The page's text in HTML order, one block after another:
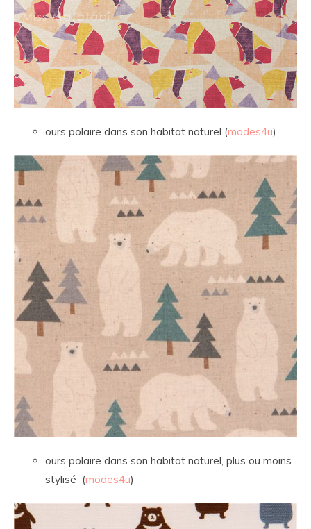
ours polaire dans son habitat naturel (modes4u)
ours polaire dans son habitat naturel, plus ou moins
stylisé (modes4u)